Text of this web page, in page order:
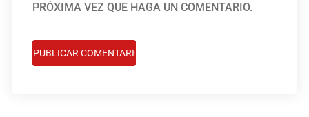
PRÓXIMA VEZ QUE HAGA UN COMENTARIO.